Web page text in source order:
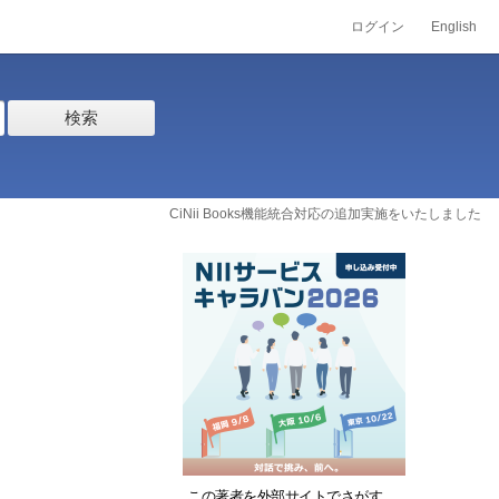
ログイン English
検索
CiNii Books機能統合対応の追加実施をいたしました